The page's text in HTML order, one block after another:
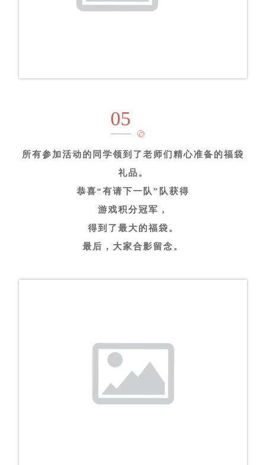
05
所有参加活动的同学领到了老师们精心准备的福袋
礼品。
恭喜“有请下一队”队获得
游戏积分冠军，
得到了最大的福袋。
最后，大家合影留念。